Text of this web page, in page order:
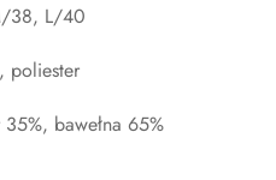
38, L/40
poliester
bawełna 65%